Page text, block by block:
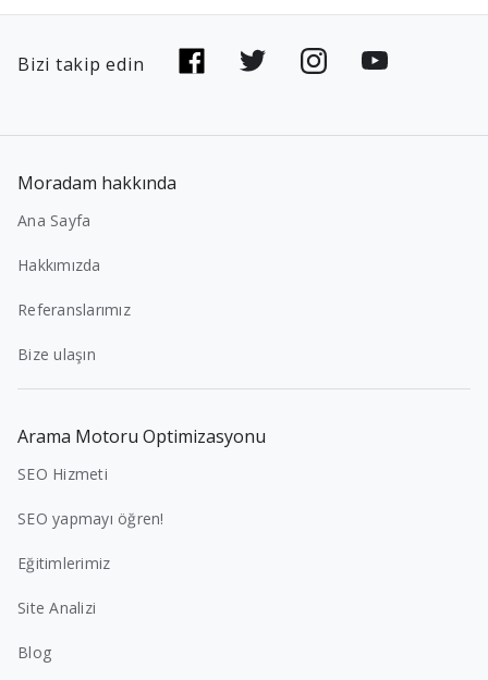
Bizi takip edin
Moradam hakkında
Ana Sayfa
Hakkımızda
Referanslarımız
Bize ulaşın
Arama Motoru Optimizasyonu
SEO Hizmeti
SEO yapmayı öğren!
Eğitimlerimiz
Site Analizi
Blog